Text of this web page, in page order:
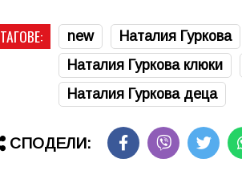
ТАГОВЕ: new Наталия Гуркова
Наталия Гуркова клюки
Наталия Гуркова деца
СПОДЕЛИ: